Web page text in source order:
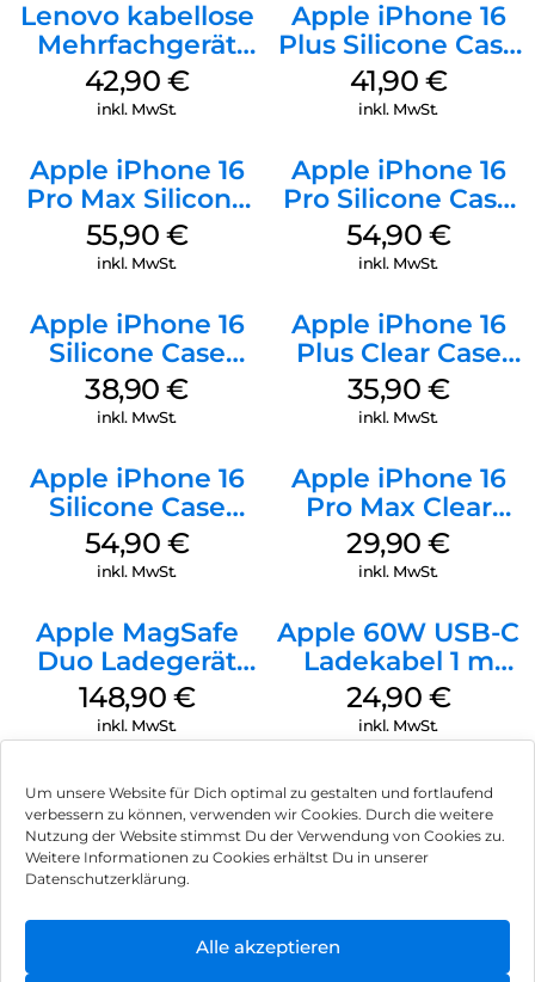
Um unsere Website für Dich optimal zu gestalten und fortlaufend
verbessern zu können, verwenden wir Cookies. Durch die weitere
Nutzung der Website stimmst Du der Verwendung von Cookies zu.
Weitere Informationen zu Cookies erhältst Du in unserer
Datenschutzerklärung.
Alle akzeptieren
Lenovo kabellose
Mehrfachgerät
Luna Grey
42,90 €
inkl. MwSt.
Apple iPhone 16
Plus Silicone Case
MagSafe Stone
Gray
41,90 €
inkl. MwSt.
Apple iPhone 16
Pro Max Silicone
Case MagSafe
Stone Gray
55,90 €
inkl. MwSt.
Apple iPhone 16
Pro Silicone Case
MagSafe Black
54,90 €
inkl. MwSt.
Apple iPhone 16
Silicone Case
MagSafe
Ultramarine
38,90€
inkl. MwSt.
Apple iPhone 16
Plus Clear Case
MagSafe
Transparent
35,90 €
inkl. MwSt.
Apple iPhone 16
Silicone Case
MagSafe Lake
Green
54,90 €
inkl. MwSt.
Apple iPhone 16
Pro Max Clear
Case MagSafe
Transparent
29,90€
inkl. MwSt.
Apple MagSafe
Duo Ladegerät
Weiß
148,90 €
inkl. MwSt.
Apple 60W USB-C
Ladekabel 1 m
Weiß
24,90 €
inkl. MwSt.
Impressum